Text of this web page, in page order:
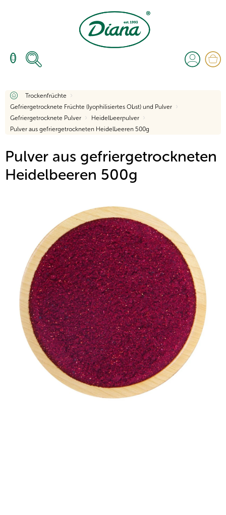
Startseite
Trockenfrüchte
Gefriergetrocknete Früchte (lyophilisiertes Obst) und Pulver
Gefriergetrocknete Pulver
Heidelbeerpulver
Pulver aus gefriergetrockneten Heidelbeeren 500g
Pulver aus gefriergetrockneten
Heidelbeeren 500g